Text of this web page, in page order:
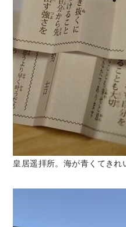
皇居遥拝所。海が青くてきれ